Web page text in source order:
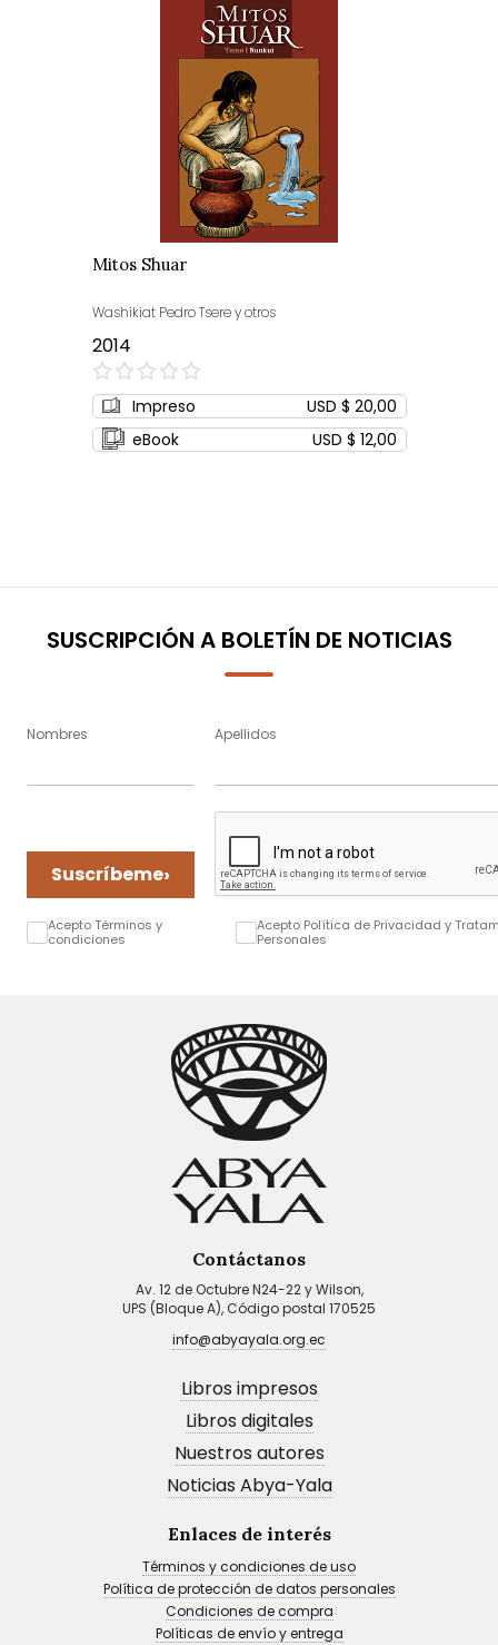
Mitos Shuar
Washikiat Pedro Tsere y otros
2014
0%
Impreso
USD $ 20,00
eBook
USD $ 12,00
SUSCRIPCIÓN A BOLETÍN DE NOTICIAS
Nombres Apellidos
Suscríbeme›
Acepto Términos y
condiciones
Acepto Política de Privacidad y
Personales
Contáctanos
Av. 12 de Octubre N24-22 y Wilson,
UPS (Bloque A), Código postal 170525
info@abyayala.org.ec
Libros impresos
Libros digitales
Nuestros autores
Noticias Abya-Yala
Enlaces de interés
Términos y condiciones de uso
Política de protección de datos personales
Condiciones de compra
Políticas de envío y entrega